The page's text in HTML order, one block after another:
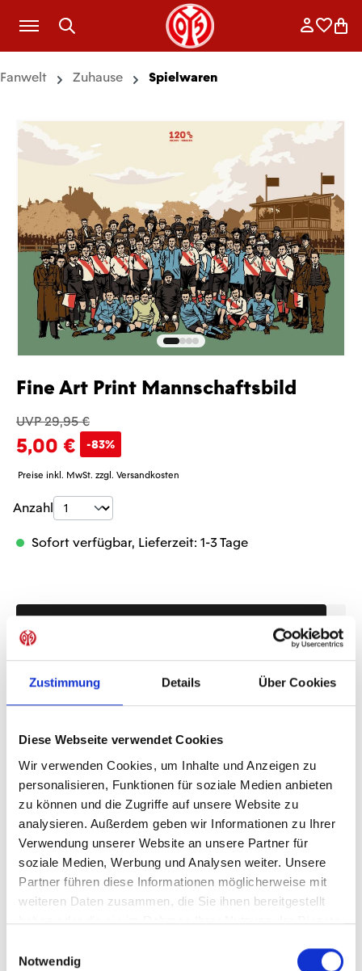
Zustimmung Details Über Cookies
Diese Webseite verwendet Cookies
Wir verwenden Cookies, um Inhalte und Anzeigen zu
personalisieren, Funktionen für soziale Medien anbieten
zu können und die Zugriffe auf unsere Website zu
analysieren. Außerdem geben wir Informationen zu Ihrer
Verwendung unserer Website an unsere Partner für
soziale Medien, Werbung und Analysen weiter. Unsere
Partner führen diese Informationen möglicherweise mit
weiteren Daten zusammen, die Sie ihnen bereitgestellt
haben oder die sie im Rahmen Ihrer Nutzung der Dienste
Notwendig
Zum Hauptinhalt springen
Fanwelt Zuhause Spielwaren
Fine Art Print Mannschaftsbild
UVP 29,95 €
5,00 € -83%
Preise inkl. MwSt. zzgl. Versandkosten
Produkt Anzahl: Gib den gewünschten
Anzahl
Sofort verfügbar, Lieferzeit: 1-3 Tage
ÄHNLICHE PRODUKTE
-83%
Fine Art Print Gaustraße
-83%
Fine Art Print Jubel